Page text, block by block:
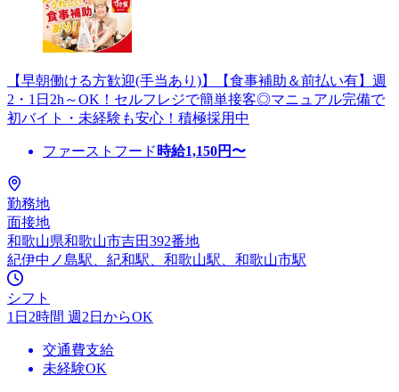
【早朝働ける方歓迎(手当あり)】【食事補助＆前払い有】週
2・1日2h～OK！セルフレジで簡単接客◎マニュアル完備で
初バイト・未経験も安心！積極採用中
ファーストフード 時給1,150円〜
勤務地
面接地
和歌山県和歌山市吉田392番地
紀伊中ノ島駅、紀和駅、和歌山駅、和歌山市駅
シフト
1日2時間 週2日からOK
交通費支給
未経験OK